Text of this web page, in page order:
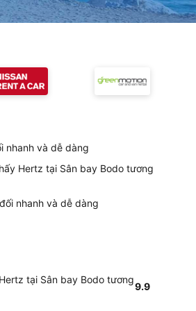
nhanh và dễ dàng
Hertz tại Sân bay Bodo tương
nhanh và dễ dàng
tại Sân bay Bodo tương
9.9